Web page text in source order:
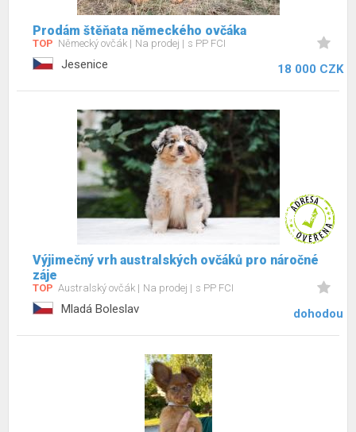
Prodám štěňata německého ovčáka
TOP Německý ovčák Na prodej s PP FCI
Jesenice 18 000 CZK
Výjimečný vrh australských ovčáků pro náročné
záje
TOP Australský ovčák Na prodej s PP FCI
Mladá Boleslav dohodou